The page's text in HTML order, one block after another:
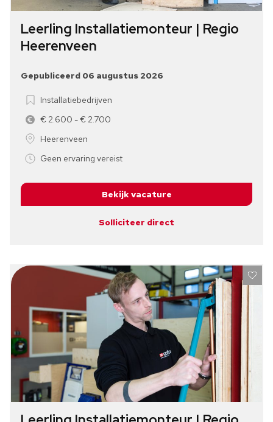
Leerling Installatiemonteur | Regio
Heerenveen
Gepubliceerd 06 augustus 2026
Installatiebedrijven
€ 2.600 - € 2.700
Heerenveen
Geen ervaring vereist
Solliciteer direct
Bekijk vacature